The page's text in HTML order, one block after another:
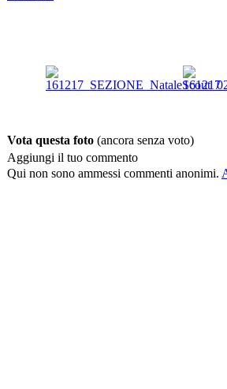
Vota questa foto (ancora senza voto)
Aggiungi il tuo commento
Qui non sono ammessi commenti anonimi.